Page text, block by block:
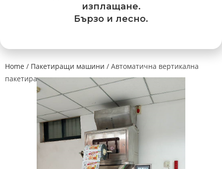
Home / Пакетиращи машини / Автоматична вертикална
пакетираща машина
изплащане.
Бързо и лесно.